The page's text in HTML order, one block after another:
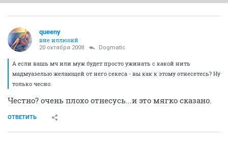
queeny
вне иллюзий
20 октября 2008 Dogmatic
А если вашь мч или муж будет просто ужинать с какой нить
мадмуазелью желающей от него секеса - вы как к этому отнесетесь? Ну
только чесно.
Честно? очень плохо отнесусь...и это мягко сказано.
ОТВЕТИТЬ